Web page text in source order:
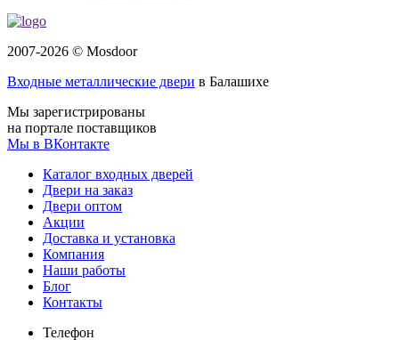
2007-2026 © Mosdoor
Входные металлические двери в Балашихе
Мы зарегистрированы
на портале поставщиков
Мы в ВКонтакте
Каталог входных дверей
Двери на заказ
Двери оптом
Акции
Доставка и установка
Компания
Наши работы
Блог
Контакты
Телефон